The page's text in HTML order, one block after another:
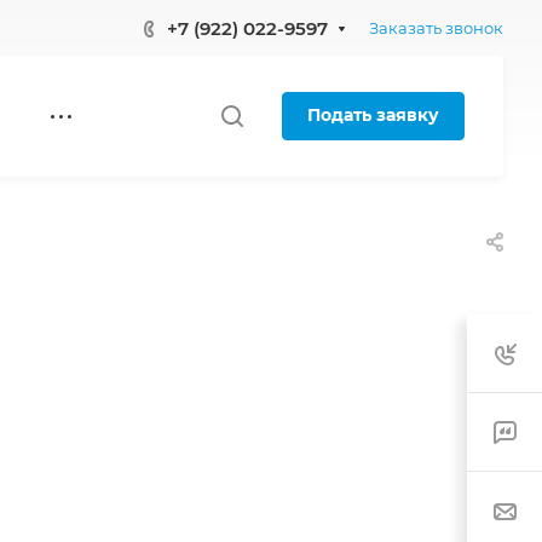
+7 (922) 022-9597 Заказать звонок
Подать заявку